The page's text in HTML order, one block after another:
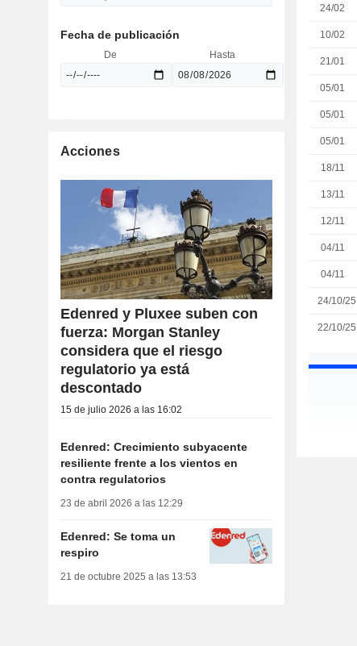
24/02
10/02
21/01
05/01
05/01
05/01
18/11
13/11
12/11
04/11
04/11
24/10/25
22/10/25
Fecha de publicación
De Hasta
Acciones
Edenred y Pluxee suben con
fuerza: Morgan Stanley
considera que el riesgo
regulatorio ya está
descontado
15 de julio 2026 a las 16:02
Edenred: Crecimiento subyacente
resiliente frente a los vientos en
contra regulatorios
23 de abril 2026 a las 12:29
Edenred: Se toma un
respiro
21 de octubre 2025 a las 13:53